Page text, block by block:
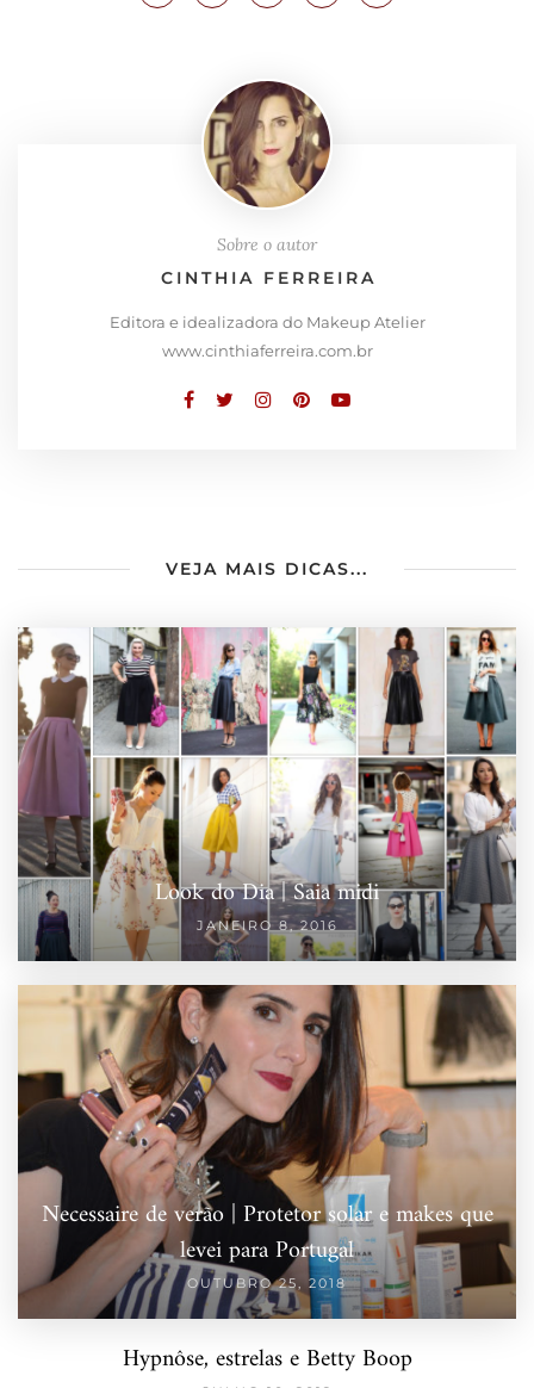
Sobre o autor
CINTHIA FERREIRA
Editora e idealizadora do Makeup Atelier
www.cinthiaferreira.com.br
VEJA MAIS DICAS...
Look do Dia | Saia midi
JANEIRO 8, 2016
Necessaire de verão | Protetor solar e makes que
levei para Portugal
OUTUBRO 25, 2018
Hypnôse, estrelas e Betty Boop